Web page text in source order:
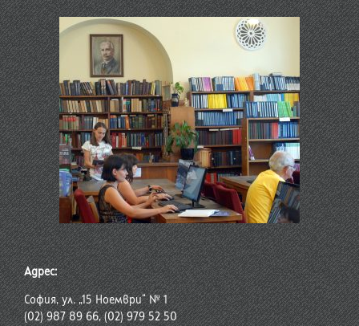
Адрес:
София, ул. „15 Ноември“ № 1
(02) 987 89 66, (02) 979 52 50